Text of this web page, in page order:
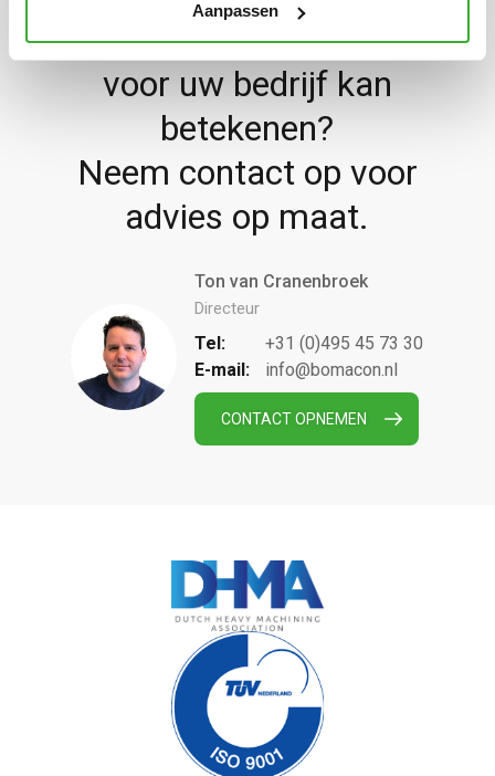
Aanpassen
Benieuwd wat Bomacon
voor uw bedrijf kan
betekenen?
Neem contact op voor
advies op maat.
Ton van Cranenbroek
Directeur
Tel:
+31 (0)495 45 73 30
E-mail:
info@bomacon.nl
CONTACT OPNEMEN